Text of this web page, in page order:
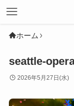
ホーム
seattle-
2026年5月27日(水)